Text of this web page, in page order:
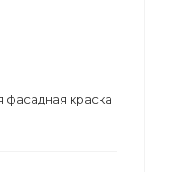
краска